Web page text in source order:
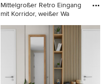
Mittelgroßer Retro Eingang
mit Korridor, weißer Wa
Mittelgroßer Retro Eingang
mit Korridor, weißer
Wandfarbe, hellem
Holzboden, weißer Haustür
und braunem Boden in Paris